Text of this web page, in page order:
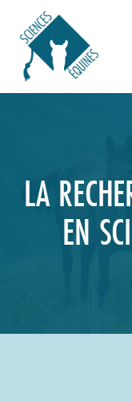
contenu
LA
EN